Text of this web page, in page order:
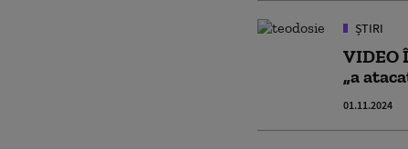
ȘTIRI
VIDEO
„a
01.11.2024